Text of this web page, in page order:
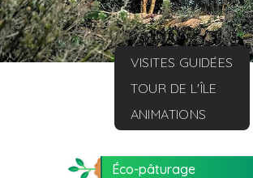
VISITES GUIDÉES
TOUR DE L'ÎLE
ANIMATIONS
Éco-pâturage